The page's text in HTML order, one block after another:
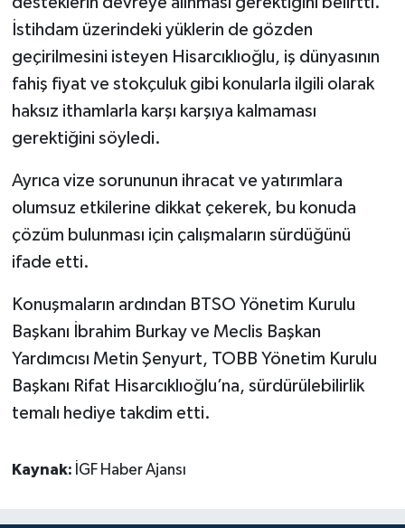
İstihdam üzerindeki yüklerin de gözden
geçirilmesini isteyen Hisarcıklıoğlu, iş dünyasının
fahiş fiyat ve stokçuluk gibi konularla ilgili olarak
haksız ithamlarla karşı karşıya kalmaması
gerektiğini söyledi.
Ayrıca vize sorununun ihracat ve yatırımlara
olumsuz etkilerine dikkat çekerek, bu konuda
çözüm bulunması için çalışmaların sürdüğünü
ifade etti.
Konuşmaların ardından BTSO Yönetim Kurulu
Başkanı İbrahim Burkay ve Meclis Başkan
Yardımcısı Metin Şenyurt, TOBB Yönetim Kurulu
Başkanı Rifat Hisarcıklıoğlu’na, sürdürülebilirlik
temalı hediye takdim etti.
Kaynak: İGF Haber Ajansı